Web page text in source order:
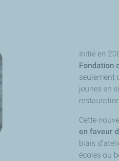
Initié en
Fondation
seulement
jeunes en
Cette
en faveur
biais
écoles ou